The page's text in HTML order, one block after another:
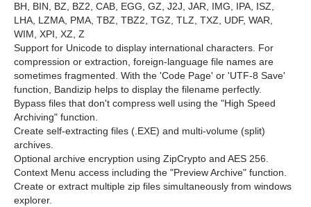
BH, BIN, BZ, BZ2, CAB, EGG, GZ, J2J, JAR, IMG, IPA, ISZ,
LHA, LZMA, PMA, TBZ, TBZ2, TGZ, TLZ, TXZ, UDF, WAR,
WIM, XPI, XZ, Z
Support for Unicode to display international characters. For
compression or extraction, foreign-language file names are
sometimes fragmented. With the 'Code Page' or 'UTF-8 Save'
function, Bandizip helps to display the filename perfectly.
Bypass files that don't compress well using the "High Speed
Archiving" function.
Create self-extracting files (.EXE) and multi-volume (split)
archives.
Optional archive encryption using ZipCrypto and AES 256.
Context Menu access including the "Preview Archive" function.
Create or extract multiple zip files simultaneously from windows
explorer.